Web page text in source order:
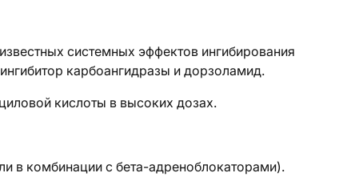
системных эффектов ингибирования
карбоангидразы и дорзоламид.
кислоты в высоких дозах.
в комбинации с бета-адреноблокаторами).